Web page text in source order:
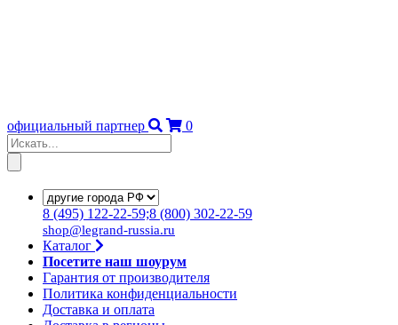
официальный партнер 0
8 (495) 122-22-59;8 (800) 302-22-59
shop@legrand-russia.ru
Каталог
Посетите наш шоурум
Гарантия от производителя
Политика конфиденциальности
Доставка и оплата